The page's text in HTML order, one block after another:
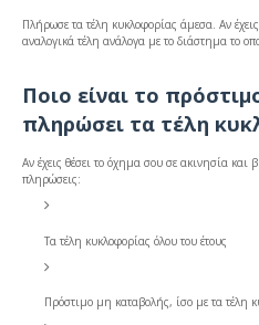
Πλήρωσε τα τέλη κυκλοφορίας άμεσα. Αν
αναλογικά τέλη ανάλογα με το διάστημα το
Ποιο είναι το
πληρώσει τα τέλη
Αν έχεις θέσει το όχημα σου σε ακινησία και
πληρώσεις:
Τα τέλη κυκλοφορίας όλου του έτους
Πρόστιμο μη καταβολής, ίσο με τα τέλη